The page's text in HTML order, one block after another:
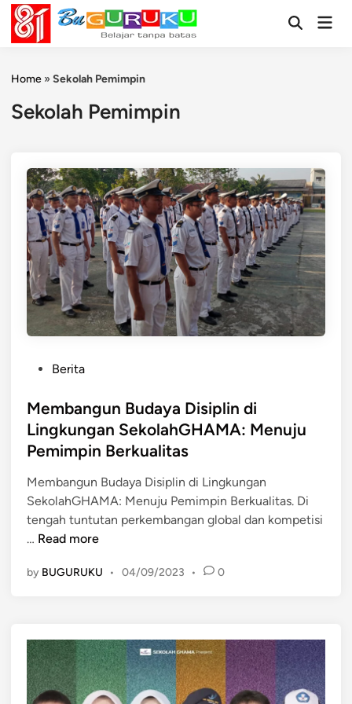
Skip
content
OpenMain
Home » Sekolah Pemimpin
Sekolah Pemimpin
s
t
e
i
n
Berita
Membangun Budaya Disiplin di
Lingkungan SekolahGHAMA: Menuju
Pemimpin Berkualitas
Membangun Budaya Disiplin di Lingkungan
SekolahGHAMA: Menuju Pemimpin Berkualitas. Di
tengah tuntutan perkembangan global dan kompetisi
… M
m
g
u
n
Read more
by BUGURUKU • 04/09/2023 • 0